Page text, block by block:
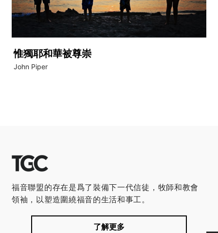
惟獨耶和華被尊崇
John Piper
福音聯盟的存在是爲了裝備下一代信徒，牧師和教會
領袖，以塑造圍繞福音的生活和事工。
了解更多